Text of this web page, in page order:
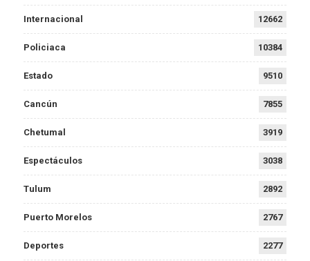
Internacional 12662
Policiaca 10384
Estado 9510
Cancún 7855
Chetumal 3919
Espectáculos 3038
Tulum 2892
Puerto Morelos 2767
Deportes 2277